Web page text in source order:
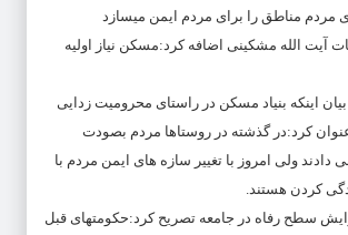
مردم مناطق را برای مردم ایمن میسازد
آیت الله مشکینی اضافه کرد:مسکن نیاز اولیه
بیان اینکه بنیاد مسکن در راستای محرومیت زدایی
کرد:در گذشته در روستاها مردم بصودت
دادند ولی امروز با تغییر سازه های ایمن مردم با
کردن هستند.
سطح رفاه در جامعه تصریح کرد:حکومتهای قبل